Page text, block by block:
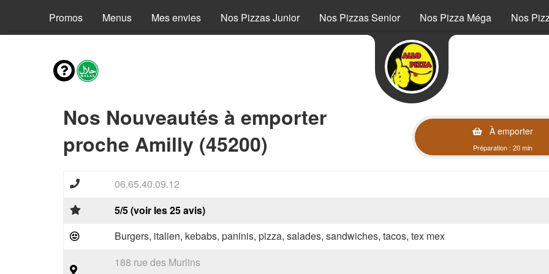
Promos Menus Mes envies Nos Pizzas Junior Nos Pizzas Senior Nos Pizza Méga Nos
Nos Nouveautés à emporter
proche Amilly (45200)
À emporter
Préparation : 20 min
06.65.40.09.12
5/5 (voir les 25 avis)
Burgers, italien, kebabs, paninis, pizza, salades, sandwiches, tacos, tex mex
188 rue des Murlins